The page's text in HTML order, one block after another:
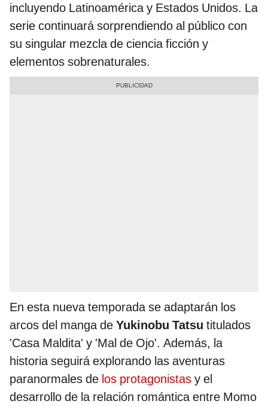
incluyendo Latinoamérica y Estados Unidos. La
serie continuará sorprendiendo al público con
su singular mezcla de ciencia ficción y
elementos sobrenaturales.
En esta nueva temporada se adaptarán los
arcos del manga de Yukinobu Tatsu titulados
'Casa Maldita' y 'Mal de Ojo'. Además, la
historia seguirá explorando las aventuras
paranormales de los protagonistas y el
desarrollo de la relación romántica entre Momo